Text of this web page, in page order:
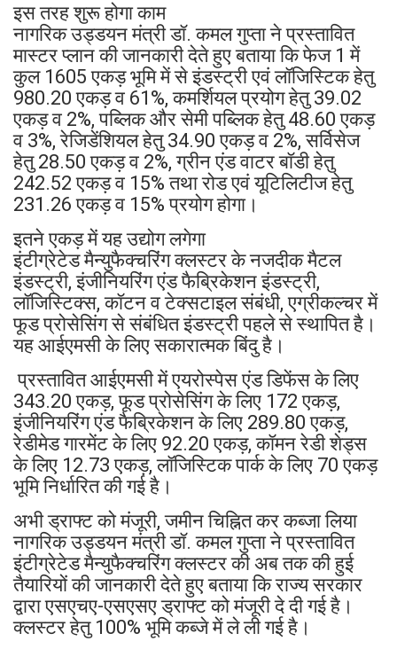
इस तरह शुरू होगा काम
नागरिक उड्डयन मंत्री डॉ. कमल गुप्ता ने प्रस्तावित
मास्टर प्लान की जानकारी देते हुए बताया कि फेज 1 में
कुल 1605 एकड़ भूमि में से इंडस्ट्री एवं लॉजिस्टिक हेतु
980.20 एकड़ व 61%, कमर्शियल प्रयोग हेतु 39.02
एकड़ व 2%, पब्लिक और सेमी पब्लिक हेतु 48.60 एकड़
व 3%, रेजिडेंशियल हेतु 34.90 एकड़ व 2%, सर्विसेज
हेतु 28.50 एकड़ व 2%, ग्रीन एंड वाटर बॉडी हेतु
242.52 एकड़ व 15% तथा रोड एवं यूटिलिटीज हेतु
231.26 एकड़ व 15% प्रयोग होगा।
इतने एकड़ में यह उद्योग लगेगा
इंटीग्रेटेड मैन्युफैक्चरिंग क्लस्टर के नजदीक मैटल
इंडस्ट्री, इंजीनियरिंग एंड फैब्रिकेशन इंडस्ट्री,
लॉजिस्टिक्स, कॉटन व टेक्सटाइल संबंधी, एग्रीकल्चर में
फूड प्रोसेसिंग से संबंधित इंडस्ट्री पहले से स्थापित है।
यह आईएमसी के लिए सकारात्मक बिंदु है।
प्रस्तावित आईएमसी में एयरोस्पेस एंड डिफेंस के लिए
343.20 एकड़, फूड प्रोसेसिंग के लिए 172 एकड़,
इंजीनियरिंग एंड फैब्रिकेशन के लिए 289.80 एकड़,
रेडीमेड गारमेंट के लिए 92.20 एकड़, कॉमन रेडी शेड्स
के लिए 12.73 एकड़, लॉजिस्टिक पार्क के लिए 70 एकड़
भूमि निर्धारित की गई है।
अभी ड्राफ्ट को मंजूरी, जमीन चिह्नित कर कब्जा लिया
नागरिक उड्डयन मंत्री डॉ. कमल गुप्ता ने प्रस्तावित
इंटीग्रेटेड मैन्युफैक्चरिंग क्लस्टर की अब तक की हुई
तैयारियों की जानकारी देते हुए बताया कि राज्य सरकार
द्वारा एसएचए-एसएसए ड्राफ्ट को मंजूरी दे दी गई है।
क्लस्टर हेतु 100% भूमि कब्जे में ले ली गई है।